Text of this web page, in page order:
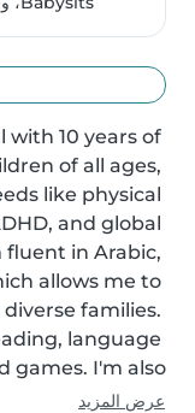
with 10 years of
of all ages,
like physical
and global
fluent in Arabic,
allows me to
families.
language
I'm also..
عرض المزيد